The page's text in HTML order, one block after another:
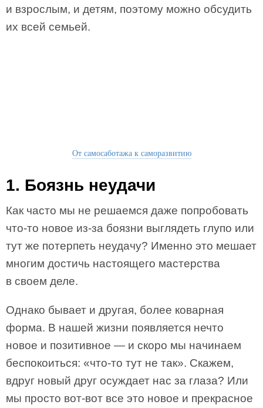
и взрослым, и детям, поэтому можно обсудить
их всей семьей.
От самосаботажа к саморазвитию
1. Боязнь неудачи
Как часто мы не решаемся даже попробовать
что-то новое из-за боязни выглядеть глупо или
тут же потерпеть неудачу? Именно это мешает
многим достичь настоящего мастерства
в своем деле.
Однако бывает и другая, более коварная
форма. В нашей жизни появляется нечто
новое и позитивное — и скоро мы начинаем
беспокоиться: «что-то тут не так». Скажем,
вдруг новый друг осуждает нас за глаза? Или
мы просто вот-вот все это новое и прекрасное